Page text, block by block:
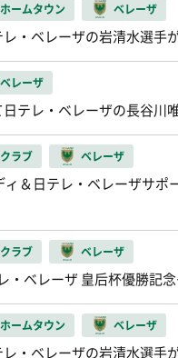
ホームタウン ベレーザ
レ・ベレーザの岩清水選手
ベレーザ
テレ・ベレーザの長谷川
クラブ ベレーザ
ィ＆日テレ・ベレーザサ
クラブ ベレーザ
・ベレーザ 皇后杯優勝記
ホームタウン ベレーザ
レ・ベレーザの岩清水選手